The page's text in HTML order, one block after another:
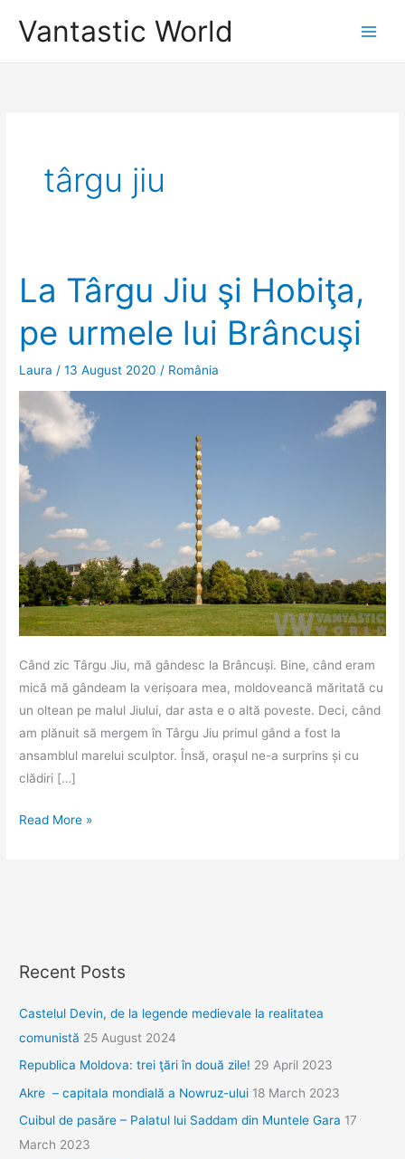
Vantastic World
târgu jiu
La Târgu Jiu şi Hobiţa,
pe urmele lui Brâncuşi
Laura /13 August 2020 / România
Când zic Târgu Jiu, mă gândesc la Brâncuși. Bine, când eram
mică mă gândeam la verișoara mea, moldoveancă măritată cu
un oltean pe malul Jiului, dar asta e o altă poveste. Deci, când
am plănuit să mergem în Târgu Jiu primul gând a fost la
ansamblul marelui sculptor. Însă, oraşul ne-a surprins și cu
clădiri […]
La
lui
Read More »
Recent Posts
Castelul Devin, de la legende medievale la realitatea
comunistă 25 August 2024
Republica Moldova: trei ţări în două zile! 29 April 2023
Akre – capitala mondială a Nowruz-ului 18 March 2023
Cuibul de pasăre – Palatul lui Saddam din Muntele Gara 17
March 2023